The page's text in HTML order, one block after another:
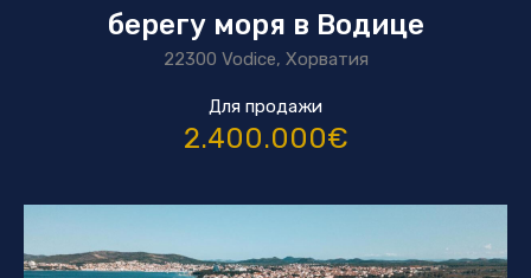
берегу моря в Водице
22300 Vodice, Хорватия
Для продажи
2.400.000€